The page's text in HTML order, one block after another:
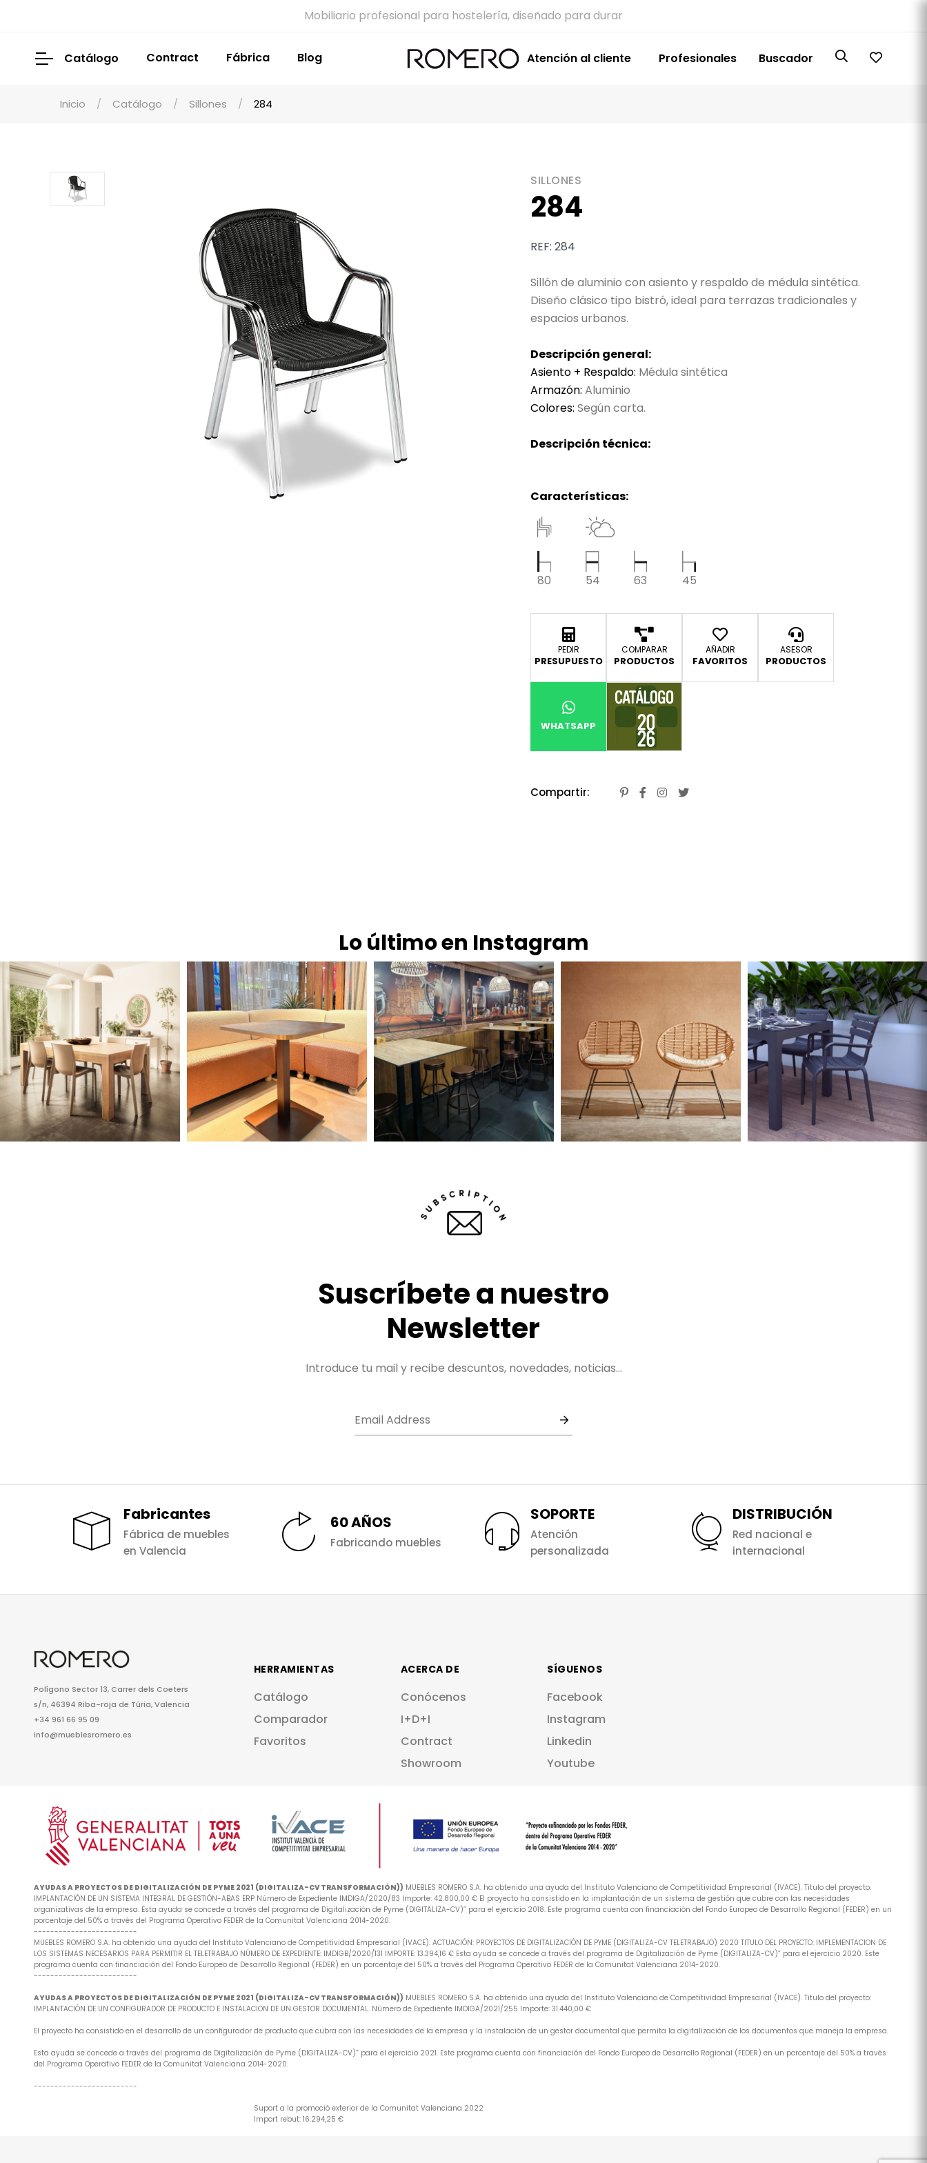
Mobiliario profesional para hostelería, diseñado para durar
Catálogo Contract Fábrica Blog Atención al cliente Profesionales Buscador
Inicio Catálogo Sillones 284
SILLONES
284
REF: 284
Sillón de aluminio con asiento y respaldo de médula sintética.
Diseño clásico tipo bistró, ideal para terrazas tradicionales y
espacios urbanos.
Descripción general:
Asiento + Respaldo: Médula sintética
Armazón: Aluminio
Colores: Según carta.
Descripción técnica:
Características:
80 54 63 45
PEDIR
PRESUPUESTO
COMPARAR
PRODUCTOS
AÑADIR
FAVORITOS
ASESOR
PRODUCTOS
WHATSAPP
Compartir:
Lo último en Instagram
Suscríbete a nuestro
Newsletter
Introduce tu mail y recibe descuntos, novedades, noticias...
Fabricantes
Fábrica de muebles
en Valencia
60 AÑOS
Fabricando muebles
SOPORTE
Atención
personalizada
DISTRIBUCIÓN
Red nacional e
internacional
Polígono Sector 13, Carrer dels Coeters
s/n, 46394 Riba-roja de Túria, Valencia
+34 961 66 95 09
info@mueblesromero.es
HERRAMIENTAS
Catálogo
Comparador
Favoritos
ACERCA DE
Conócenos
I+D+I
Contract
Showroom
SÍGUENOS
Facebook
Instagram
Linkedin
Youtube
AYUDAS A PROYECTOS DE DIGITALIZACIÓN DE PYME 2021 (DIGITALIZA-CV TRANSFORMACIÓN)) MUEBLES ROMERO S.A. ha obtenido una ayuda del Instituto Valenciano de Competitividad Empresarial (IVACE). Titulo del proyecto:
IMPLANTACIÓN DE UN SISTEMA INTEGRAL DE GESTIÓN-ABAS ERP Número de Expediente IMDIGA/2020/83 Importe: 42.800,00 € El proyecto ha consistido en la implantación de un sistema de gestión que cubre con las necesidades
organizativas de la empresa. Esta ayuda se concede a través del programa de Digitalización de Pyme (DIGITALIZA-CV)” para el ejercicio 2018. Este programa cuenta con financiación del Fondo Europeo de Desarrollo Regional (FEDER) en un
porcentaje del 50% a través del Programa Operativo FEDER de la Comunitat Valenciana 2014-2020.
-------------------------
MUEBLES ROMERO S.A. ha obtenido una ayuda del Instituto Valenciano de Competitividad Empresarial (IVACE). ACTUACIÓN: PROYECTOS DE DIGITALIZACIÓN DE PYME (DIGITALIZA-CV TELETRABAJO) 2020 TITULO DEL PROYECTO: IMPLEMENTACION DE
LOS SISTEMAS NECESARIOS PARA PERMITIR EL TELETRABAJO NÚMERO DE EXPEDIENTE: IMDIGB/2020/131 IMPORTE: 13.394,16 € Esta ayuda se concede a través del programa de Digitalización de Pyme (DIGITALIZA-CV)” para el ejercicio 2020. Este
programa cuenta con financiación del Fondo Europeo de Desarrollo Regional (FEDER) en un porcentaje del 50% a través del Programa Operativo FEDER de la Comunitat Valenciana 2014-2020.
-------------------------
AYUDAS A PROYECTOS DE DIGITALIZACIÓN DE PYME 2021 (DIGITALIZA-CV TRANSFORMACIÓN)) MUEBLES ROMERO S.A. ha obtenido una ayuda del Instituto Valenciano de Competitividad Empresarial (IVACE). Titulo del proyecto:
IMPLANTACIÓN DE UN CONFIGURADOR DE PRODUCTO E INSTALACION DE UN GESTOR DOCUMENTAL. Número de Expediente IMDIGA/2021/255 Importe: 31.440,00 €
El proyecto ha consistido en el desarrollo de un configurador de producto que cubra con las necesidades de la empresa y la instalación de un gestor documental que permita la digitalización de los documentos que maneja la empresa.
Esta ayuda se concede a través del programa de Digitalización de Pyme (DIGITALIZA-CV)” para el ejercicio 2021. Este programa cuenta con financiación del Fondo Europeo de Desarrollo Regional (FEDER) en un porcentaje del 50% a través
del Programa Operativo FEDER de la Comunitat Valenciana 2014-2020.
-------------------------
Suport a la promoció exterior de la Comunitat Valenciana 2022
Import rebut: 16.294,25 €